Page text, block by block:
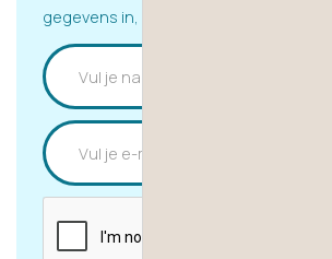
gegevens in, of chat direct met ons